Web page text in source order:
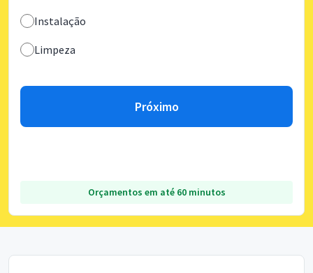
Instalação
Limpeza
Próximo
Orçamentos em até 60 minutos